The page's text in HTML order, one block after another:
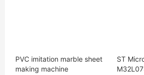
PVC imitation marble sheet
making machine
ST